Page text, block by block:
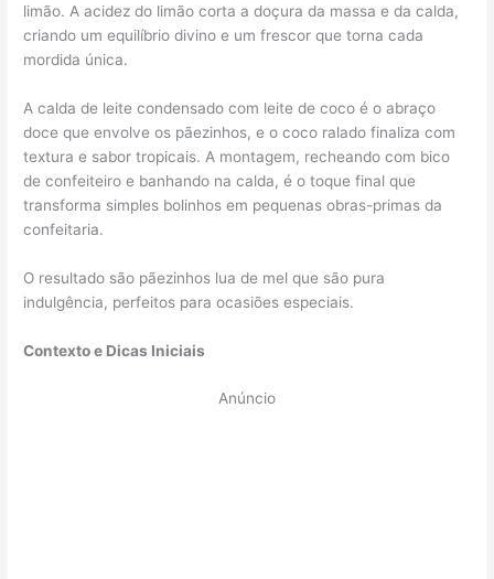
limão. A acidez do limão corta a doçura da massa e da calda,
criando um equilíbrio divino e um frescor que torna cada
mordida única.
A calda de leite condensado com leite de coco é o abraço
doce que envolve os pãezinhos, e o coco ralado finaliza com
textura e sabor tropicais. A montagem, recheando com bico
de confeiteiro e banhando na calda, é o toque final que
transforma simples bolinhos em pequenas obras-primas da
confeitaria.
O resultado são pãezinhos lua de mel que são pura
indulgência, perfeitos para ocasiões especiais.
Contexto e Dicas Iniciais
Anúncio